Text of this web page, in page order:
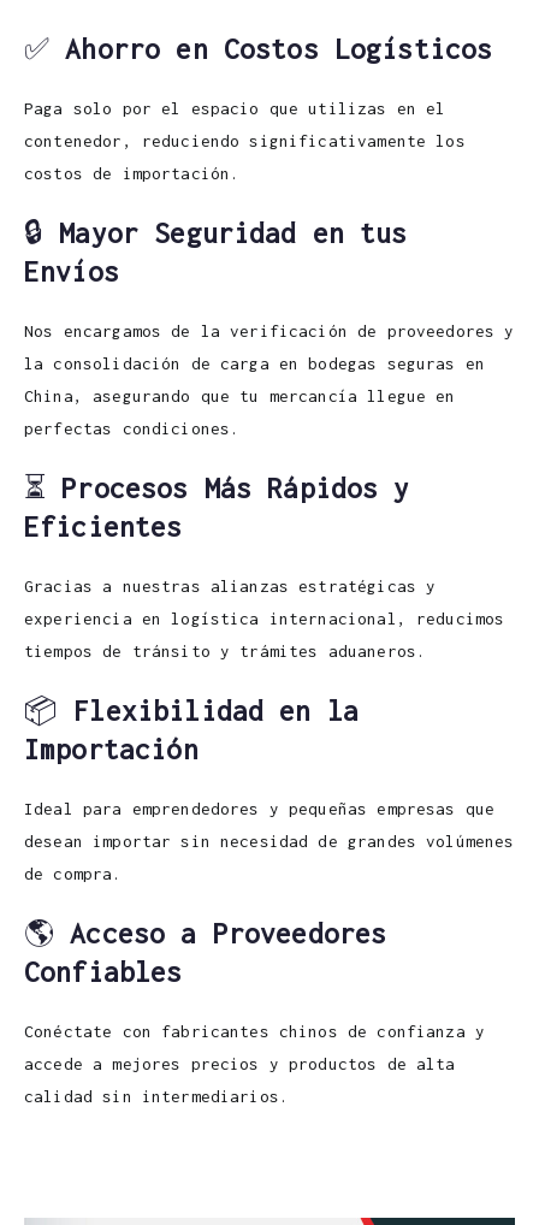
✅Ahorro en Costos Logísticos
Paga solo por el espacio que utilizas en el
contenedor, reduciendo significativamente los
costos de importación.
🔒 Mayor Seguridad en tus
Envíos
Nos encargamos de la verificación de proveedores y
la consolidación de carga en bodegas seguras en
China, asegurando que tu mercancía llegue en
perfectas condiciones.
⏳ Procesos Más Rápidos y
Eficientes
Gracias a nuestras alianzas estratégicas y
experiencia en logística internacional, reducimos
tiempos de tránsito y trámites aduaneros.
📦 Flexibilidad en la
Importación
Ideal para emprendedores y pequeñas empresas que
desean importar sin necesidad de grandes volúmenes
de compra.
🌎Acceso a Proveedores
Confiables
Conéctate con fabricantes chinos de confianza y
accede a mejores precios y productos de alta
calidad sin intermediarios.